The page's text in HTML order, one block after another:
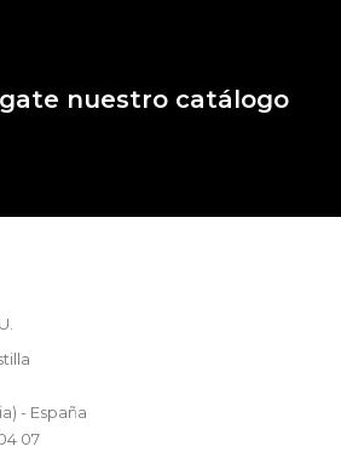
nuestro catálogo
- España
07